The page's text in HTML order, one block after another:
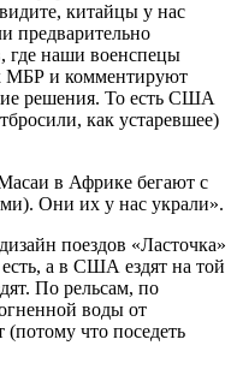
китайцы у нас
предварительно
где наши военспецы
МБР и комментируют
решения. То есть США
как устаревшее)
в Африке бегают с
Они их у нас украли».
поездов «Ласточка»
а в США ездят на той
По рельсам, по
воды от
что поседеть